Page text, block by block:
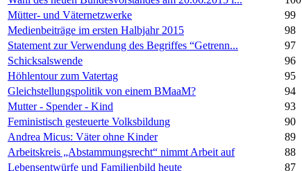
Mütter- und Väternetzwerke
99
Medienbeiträge im ersten Halbjahr 2015
98
Statement zur Verwendung des Begriffes “Getrenn...
97
Schicksalswende
96
Höhlentour zum Vatertag
95
Gleichstellungspolitik von einem BMaaM?
94
Mutter - Spender - Kind
93
Feministisch gesteuerte Volksbildung
90
Andrea Micus: Väter ohne Kinder
89
Arbeitskreis „Abstammungsrecht“ nimmt Arbeit auf
88
Lebensentwürfe und Familienbild heute
87